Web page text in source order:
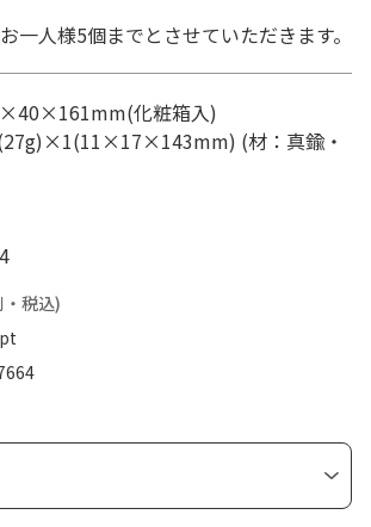
一人様5個までとさせていただきます。
化粧箱入)
(材：真鍮・
税込)